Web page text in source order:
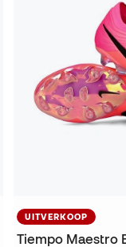
UITVERKOOP